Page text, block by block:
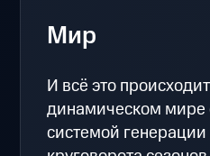
Мир
И всё это
динамическом мире
системой